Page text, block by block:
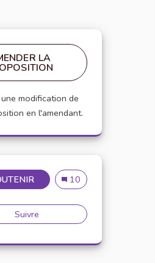
LA
modification de
en l'amendant.
DÉBAT LOCAL SUR LA 5G
Débat local sur la 5G
10
Suivre Débat local sur la 5G